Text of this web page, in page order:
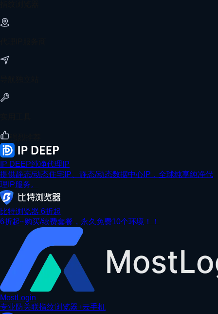
IP DEEP纯净代理IP
提供静态/动态住宅IP、静态/动态数据中心IP，全球纯享纯净代
理IP服务。
比特浏览器 6折起
6折起~购买/续费套餐，永久免费10个环境！！
MostLogin
专业防关联指纹浏览器+云手机